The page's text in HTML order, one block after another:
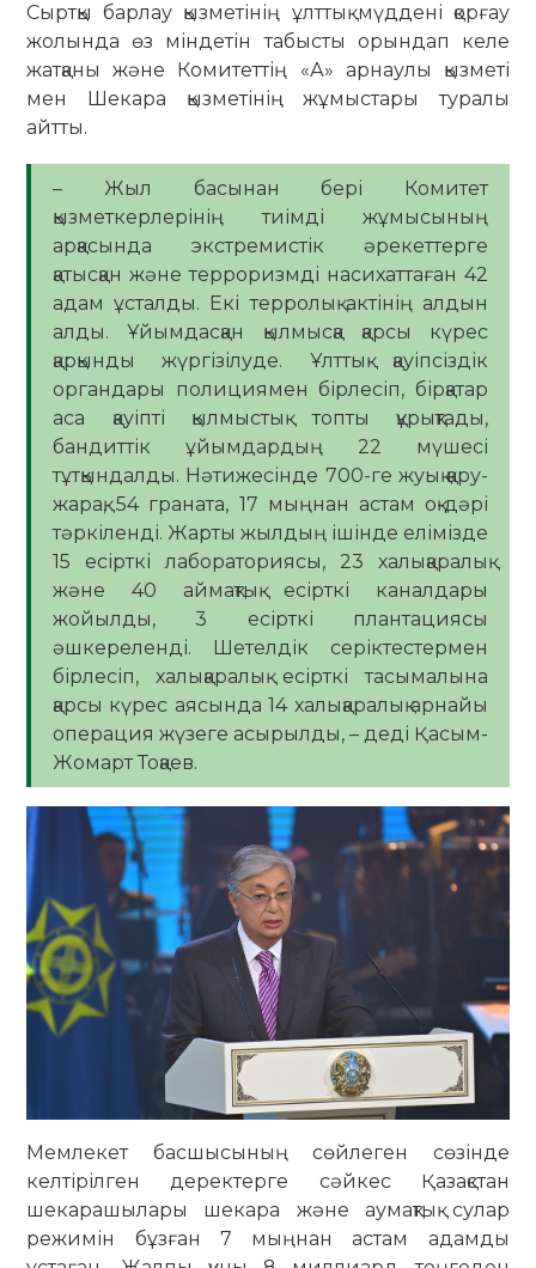
Сыртқы барлау қызметінің ұлттық мүддені қорғау
жолында өз міндетін табысты орындап келе
жатқаны және Комитеттің «А» арнаулы қызметі
мен Шекара қызметінің жұмыстары туралы
айтты.
– Жыл басынан бері Комитет
қызметкерлерінің тиімді жұмысының
арқасында экстремистік әрекеттерге
қатысқан және терроризмді насихаттаған 42
адам ұсталды. Екі терролық актінің алдын
алды. Ұйымдасқан қылмысқа қарсы күрес
қарқынды жүргізілуде. Ұлттық қауіпсіздік
органдары полициямен бірлесіп, бірқатар
аса қауіпті қылмыстық топты құрықтады,
бандиттік ұйымдардың 22 мүшесі
тұтқындалды. Нәтижесінде 700-ге жуық қару-
жарақ, 54 граната, 17 мыңнан астам оқ-дәрі
тәркіленді. Жарты жылдың ішінде елімізде
15 есірткі лабораториясы, 23 халықаралық
және 40 аймақтық есірткі каналдары
жойылды, 3 есірткі плантациясы
әшкереленді. Шетелдік серіктестермен
бірлесіп, халықаралық есірткі тасымалына
қарсы күрес аясында 14 халықаралық арнайы
операция жүзеге асырылды, – деді Қасым-
Жомарт Тоқаев.
Мемлекет басшысының сөйлеген сөзінде
келтірілген деректерге сәйкес Қазақстан
шекарашылары шекара және аумақтық сулар
режимін бұзған 7 мыңнан астам адамды